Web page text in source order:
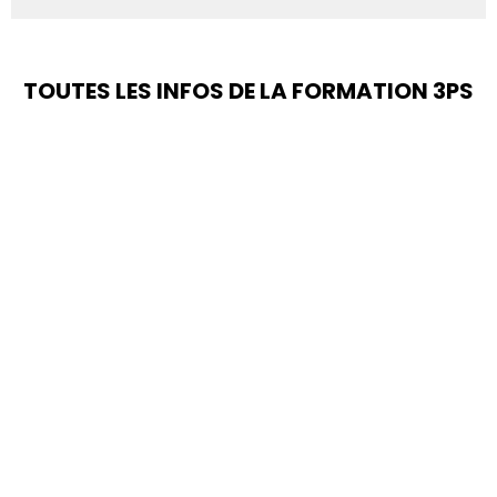
TOUTES LES INFOS DE LA FORMATION 3PS